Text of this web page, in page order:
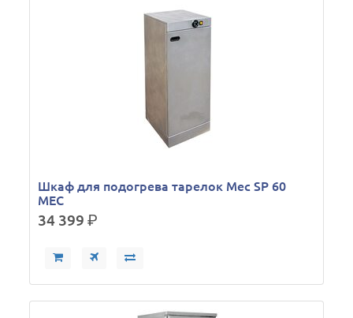
Шкаф для подогрева тарелок Mec SP 60
MEC
34 399р.